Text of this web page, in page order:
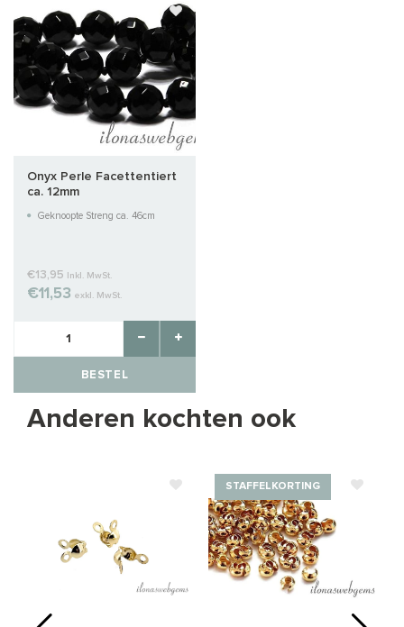
Onyx Perle Facettentiert
ca. 12mm
Geknoopte Streng ca. 46cm
€13,95 Inkl. MwSt.
€11,53 exkl. MwSt.
BESTEL
Anderen kochten ook
STAFFELKORTING